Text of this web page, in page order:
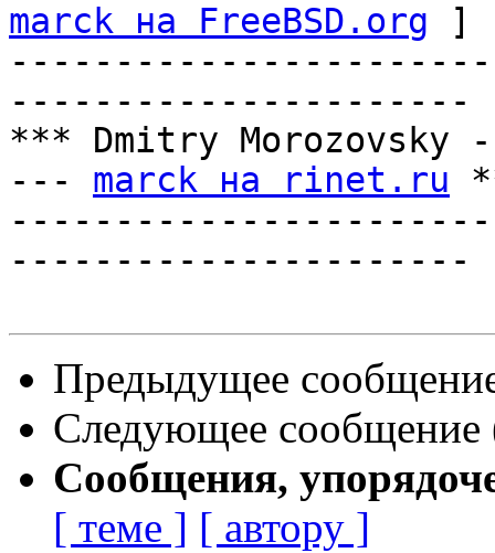
marck на FreeBSD.org ]
----------------------
*** Dmitry Morozovsky
--- marck на rinet.ru
----------------------
Предыдущее
Следующее сообщение
Сообщения,
[ теме ] [ автору ]